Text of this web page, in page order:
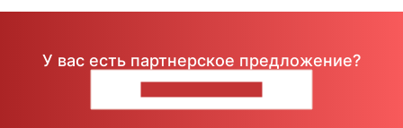
У вас есть партнерское предложение?